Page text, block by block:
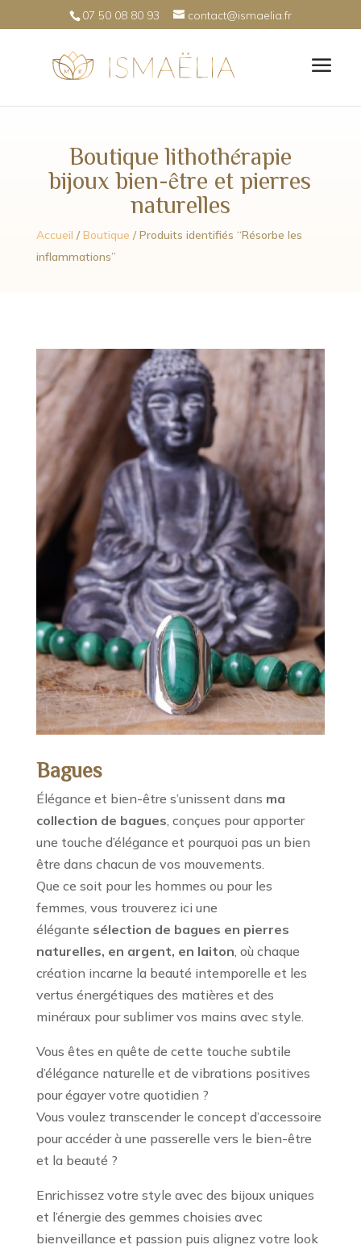
07 50 08 80 93 contact@ismaelia.fr
Boutique lithothérapie
bijoux bien-être et pierres
naturelles
Accueil /Boutique / Produits identifiés “Résorbe les
inflammations”
Bagues
Élégance et bien-être s’unissent dans ma
collection de bagues , conçues pour apporter
une touche d’élégance et pourquoi pas un bien
être dans chacun de vos mouvements.
Que ce soit pour les hommes ou pour les
femmes, vous trouverez ici une
élégante sélection de bagues en pierres
naturelles, en argent, en laiton , où chaque
création incarne la beauté intemporelle et les
vertus énergétiques des matières et des
minéraux pour sublimer vos mains avec style.
Vous êtes en quête de cette touche subtile
d’élégance naturelle et de vibrations positives
pour égayer votre quotidien ?
Vous voulez transcender le concept d’accessoire
pour accéder à une passerelle vers le bien-être
et la beauté ?
Enrichissez votre style avec des bijoux uniques
et l’énergie des gemmes choisies avec
bienveillance et passion puis alignez votre look